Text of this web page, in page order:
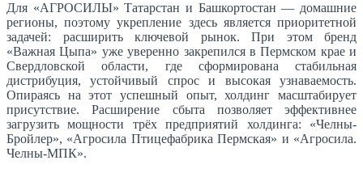
Для «АГРОСИЛЫ» Татарстан и Башкортостан — домашние
регионы, поэтому укрепление здесь является приоритетной
задачей: расширить ключевой рынок. При этом бренд
«Важная Цыпа» уже уверенно закрепился в Пермском крае и
Свердловской области, где сформирована стабильная
дистрибуция, устойчивый спрос и высокая узнаваемость.
Опираясь на этот успешный опыт, холдинг масштабирует
присутствие. Расширение сбыта позволяет эффективнее
загрузить мощности трёх предприятий холдинга: «Челны-
Бройлер», «Агросила Птицефабрика Пермская» и «Агросила.
Челны-МПК».